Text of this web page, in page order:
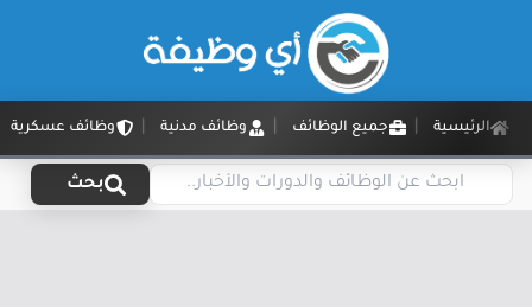
الرئيسية جميع الوظائف وظائف مدنية وظائف عسكرية
بحث